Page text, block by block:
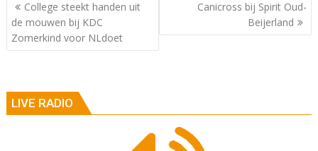
College steekt handen uit
de mouwen bij KDC
Zomerkind voor NLdoet
Canicross bij Spirit Oud-
Beijerland
LIVE RADIO